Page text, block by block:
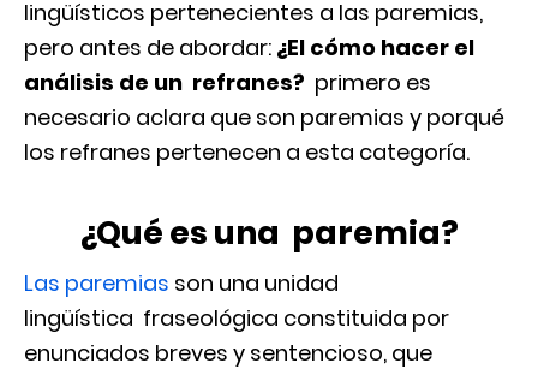
lingüísticos pertenecientes a las paremias,
pero antes de abordar: ¿El cómo hacer el
análisis de un refranes? primero es
necesario aclara que son paremias y porqué
los refranes pertenecen a esta categoría.
¿Qué es una paremia?
Las paremias son una unidad
lingüística fraseológica constituida por
enunciados breves y sentencioso, que